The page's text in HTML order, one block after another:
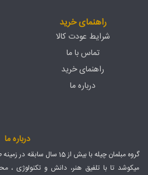
راهنمای خرید
شرایط عودت کالا
تماس با ما
راهنمای خرید
درباره ما
درباره ما
گروه مبلمان چیله با بیش از
میکوشد تا با تلفیق هنر، دانش و تکنولوژی ،